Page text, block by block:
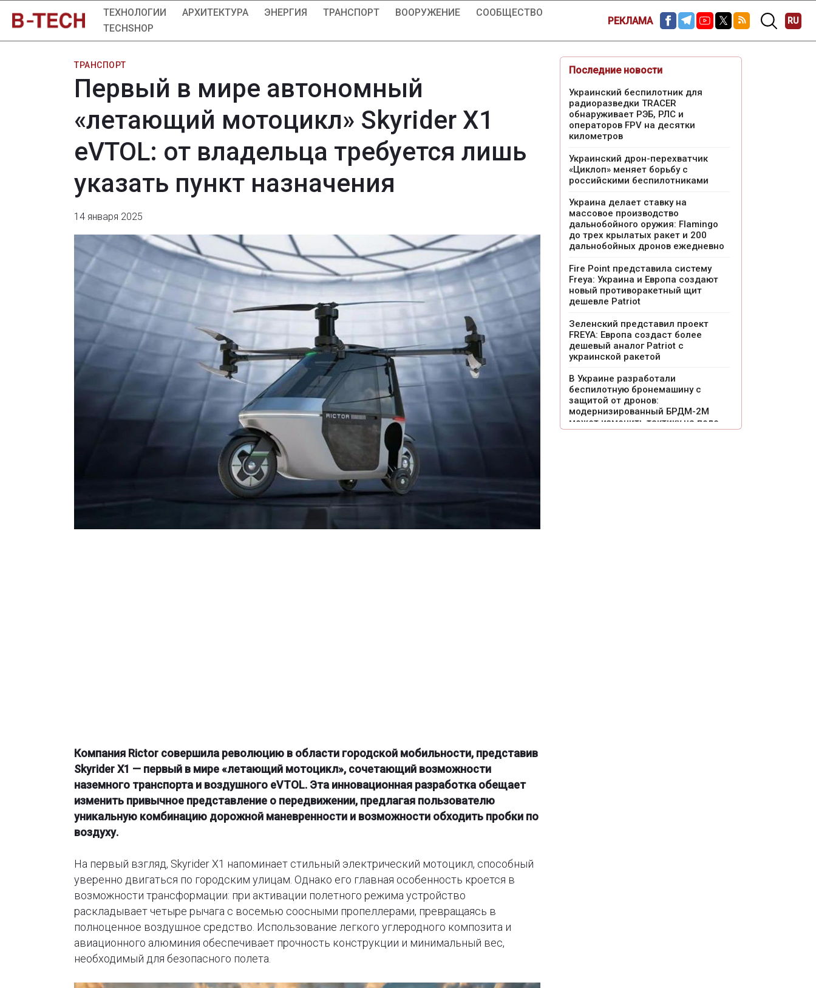
ТЕХНОЛОГИИ АРХИТЕКТУРА ЭНЕРГИЯ ТРАНСПОРТ ВООРУЖЕНИЕ
СООБЩЕСТВО
TECHSHOP
РЕКЛАМА RU
ТРАНСПОРТ
Первый в мире автономный
«летающий мотоцикл» Skyrider X1
eVTOL: от владельца требуется лишь
указать пункт назначения
14 января 2025
Компания Rictor совершила революцию в области городской мобильности, представив
Skyrider X1 — первый в мире «летающий мотоцикл», сочетающий возможности
наземного транспорта и воздушного eVTOL. Эта инновационная разработка обещает
изменить привычное представление о передвижении, предлагая пользователю
уникальную комбинацию дорожной маневренности и возможности обходить пробки по
воздуху.
На первый взгляд, Skyrider X1 напоминает стильный электрический мотоцикл, способный
уверенно двигаться по городским улицам. Однако его главная особенность кроется в
возможности трансформации: при активации полетного режима устройство
раскладывает четыре рычага с восемью соосными пропеллерами, превращаясь в
полноценное воздушное средство. Использование легкого углеродного композита и
авиационного алюминия обеспечивает прочность конструкции и минимальный вес,
необходимый для безопасного полета.
Последние новости
Украинский беспилотник для
радиоразведки TRACER
обнаруживает РЭБ, РЛС и
операторов FPV на десятки
километров
Украинский дрон-перехватчик
«Циклоп» меняет борьбу с
российскими беспилотниками
Украина делает ставку на
массовое производство
дальнобойного оружия: Flamingo
до трех крылатых ракет и 200
дальнобойных дронов ежедневно
Fire Point представила систему
Freya: Украина и Европа создают
новый противоракетный щит
дешевле Patriot
Зеленский представил проект
FREYA: Европа создаст более
дешевый аналог Patriot с
украинской ракетой
В Украине разработали
беспилотную бронемашину с
защитой от дронов:
модернизированный БРДМ-2М
может изменить тактику на поле
боя